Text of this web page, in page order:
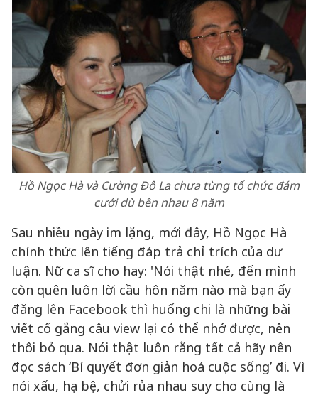
Hồ Ngọc Hà và Cường Đô La chưa từng tổ chức đám
cưới dù bên nhau 8 năm
Sau nhiều ngày im lặng, mới đây, Hồ Ngọc Hà
chính thức lên tiếng đáp trả chỉ trích của dư
luận. Nữ ca sĩ cho hay: 'Nói thật nhé, đến mình
còn quên luôn lời cầu hôn năm nào mà bạn ấy
đăng lên Facebook thì huống chi là những bài
viết cố gắng câu view lại có thể nhớ được, nên
thôi bỏ qua. Nói thật luôn rằng tất cả hãy nên
đọc sách ‘Bí quyết đơn giản hoá cuộc sống’ đi. Vì
nói xấu, hạ bệ, chửi rủa nhau suy cho cùng là